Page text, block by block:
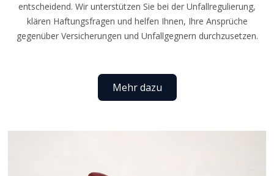
entscheidend. Wir unterstützen Sie bei der Unfallregulierung,
klären Haftungsfragen und helfen Ihnen, Ihre Ansprüche
gegenüber Versicherungen und Unfallgegnern durchzusetzen.
Mehr dazu